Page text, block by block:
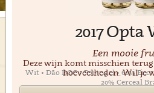
2017
Een mooie
Wit • Dão DOC • Portugal • 60%
20% Cerceal
Deze wijn komt misschien
hoeveelheden. Wil je